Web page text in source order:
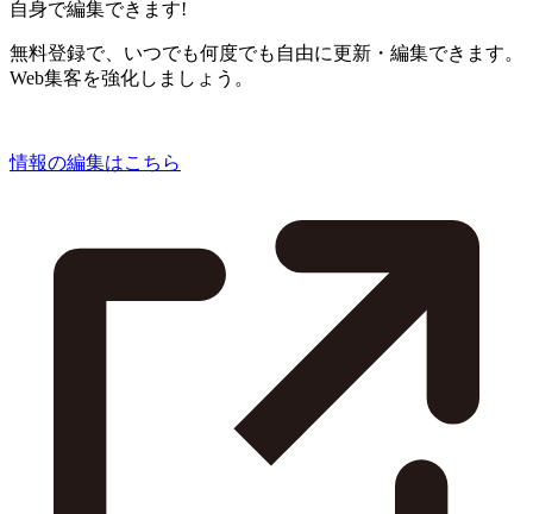
自身で編集できます!
無料登録で、いつでも何度でも自由に更新・編集できます。
Web集客を強化しましょう。
情報の編集はこちら